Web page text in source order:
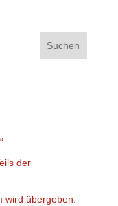
Suchen
der
wird übergeben.